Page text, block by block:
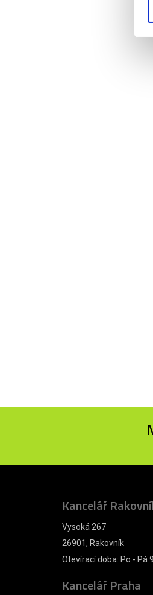
Kancelář
Vysoká 267
26901, Rakovník
Otevírací doba: Po - Pá
Kancelář Praha